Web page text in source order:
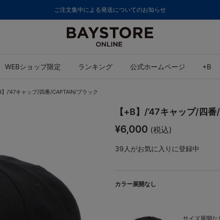
ご注文集中による発送についてのお知らせ
WEBショップ限定 ランキング 公式ホームページ +B
/’47キャップ/四番/CAPTAIN/ブラック
【+B】/’47キャップ/四
¥6,000 (税込)
39 人がお気に入りに登録中
カラー展開なし
サイズ展開な